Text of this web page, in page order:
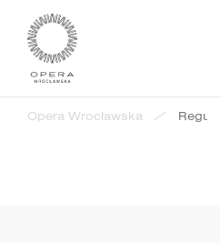
Opera Wrocławska